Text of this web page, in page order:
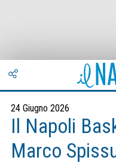
24 Giugno 2026
Il Napoli
Marco